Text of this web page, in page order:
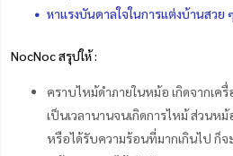
หาแรงบันดาลใจในการแต่งบ้านสวย
NocNoc สรุปให้ :
คราบไหม้ดำภายในหม้อ เกิดจากเค
เป็นเวลานานจนเกิดการไหม้ ส่วนห
หรือได้รับความร้อนที่มากเกินไป ก็จ